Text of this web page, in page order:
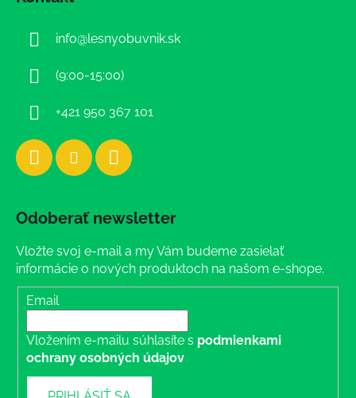
info@lesnyobuvnik.sk
(9:00-15:00)
+421 950 367 101
Odoberať newsletter
Vložte svoj e-mail a my Vám budeme zasielať
informácie o nových produktoch na našom e-shope.
Email
Vložením e-mailu súhlasíte s podmienkami
ochrany osobných údajov